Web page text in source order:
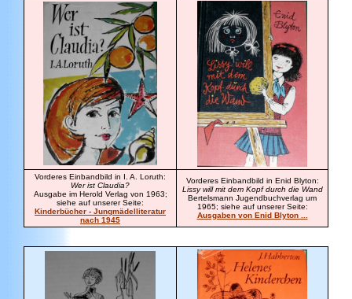
Vorderes Einbandbild in I. A. Loruth:
Wer ist Claudia?
Ausgabe im Herold Verlag von 1963;
siehe auf unserer Seite:
Kinderbücher - Jungmädelliteratur
nach 1945
Vorderes Einbandbild in Enid Blyton:
Lissy will mit dem Kopf durch die Wand
Bertelsmann Jugendbuchverlag um
1965; siehe auf unserer Seite:
Ausgaben von Enid Blyton ...